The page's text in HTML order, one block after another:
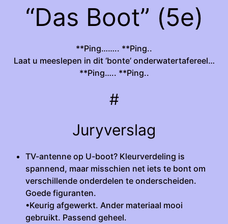
“Das Boot” (5e)
**Ping…….. **Ping..
Laat u meeslepen in dit ‘bonte’ onderwatertafereel…
**Ping….. **Ping..
#
Juryverslag
TV-antenne op U-boot? Kleurverdeling is
spannend, maar misschien net iets te bont om
verschillende onderdelen te onderscheiden.
Goede figuranten.
•Keurig afgewerkt. Ander materiaal mooi
gebruikt. Passend geheel.